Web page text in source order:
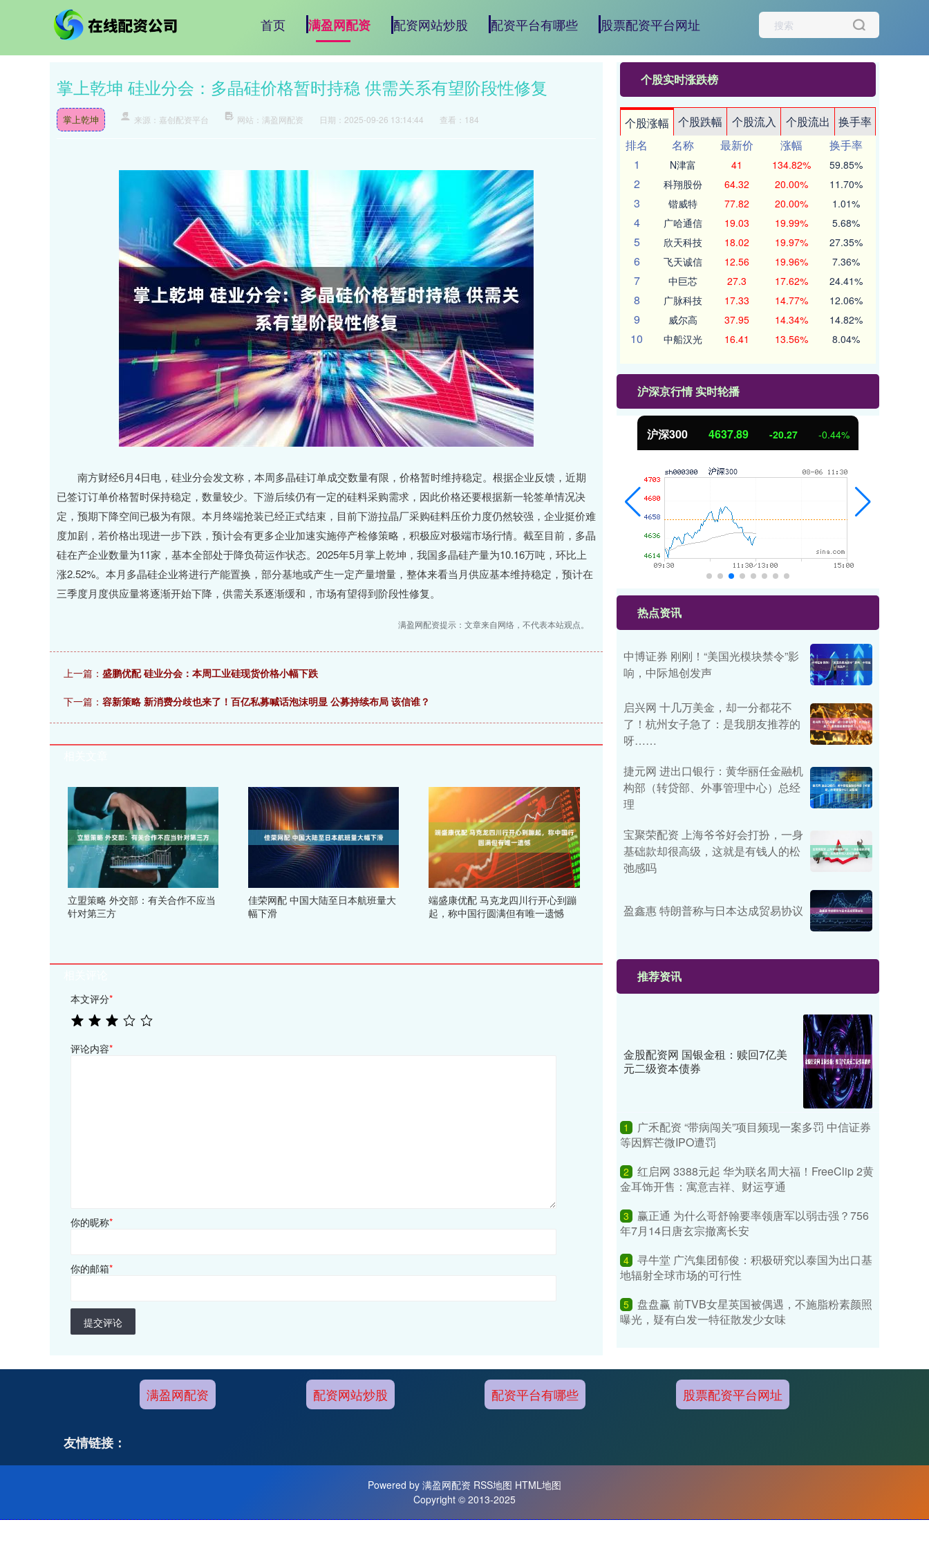
首页 满盈网配资 配资网站炒股 配资平台有哪些 股票配资平台网址
掌上乾坤 硅业分会：多晶硅价格暂时持稳 供需关系有望阶段性修复
掌上乾坤 来源：嘉创配资平台 网站：满盈网配资 日期：2025-09-26 13:14:44 查看：184
南方财经6月4日电，硅业分会发文称，本周多晶硅订单成交数量有限，价格暂时维持稳定。根据企业反馈，近期
已签订订单价格暂时保持稳定，数量较少。下游后续仍有一定的硅料采购需求，因此价格还要根据新一轮签单情况决
定，预期下降空间已极为有限。本月终端抢装已经正式结束，目前下游拉晶厂采购硅料压价力度仍然较强，企业挺价难
度加剧，若价格出现进一步下跌，预计会有更多企业加速实施停产检修策略，积极应对极端市场行情。截至目前，多晶
硅在产企业数量为11家，基本全部处于降负荷运作状态。2025年5月掌上乾坤，我国多晶硅产量为10.16万吨，环比上
涨2.52%。本月多晶硅企业将进行产能置换，部分基地或产生一定产量增量，整体来看当月供应基本维持稳定，预计在
三季度月度供应量将逐渐开始下降，供需关系逐渐缓和，市场有望得到阶段性修复。
满盈网配资提示：文章来自网络，不代表本站观点。
上一篇： 盛鹏优配 硅业分会：本周工业硅现货价格小幅下跌
下一篇： 容新策略 新消费分歧也来了！百亿私募喊话泡沫明显 公募持续布局 该信谁？
立盟策略 外交部：有关合作不应当
针对第三方
佳荣网配 中国大陆至日本航班量大
幅下滑
端盛康优配 马克龙四川行开心到蹦
起，称中国行圆满但有唯一遗憾
本文评分*
评论内容*
你的昵称*
你的邮箱*
提交评论
个股实时涨跌榜
个股涨幅 个股跌幅 个股流入 个股流出
换手率
排名
名称 最新价 涨幅
换手率
1
N津富 41 134.82% 59.85%
2 科翔股份 64.32 20.00% 11.70%
3 锴威特 77.82 20.00% 1.01%
4 广哈通信 19.03 19.99% 5.68%
5 欣天科技 18.02 19.97% 27.35%
6 飞天诚信 12.56 19.96% 7.36%
7 中巨芯 27.3 17.62% 24.41%
8 广脉科技 17.33 14.77% 12.06%
9 威尔高 37.95 14.34% 14.82%
10 中船汉光 16.41 13.56% 8.04%
沪深京行情 实时轮播
上证指数 3878.92 0.49 0.01% 深证成指 14070.78 -73.43 沪深300 4637.89 -20.27 -0.44%
热点资讯
中博证券 刚刚！“美国光模块禁令”影
响，中际旭创发声
启兴网 十几万美金，却一分都花不
了！杭州女子急了：是我朋友推荐的
呀……
捷元网 进出口银行：黄华丽任金融机
构部（转贷部、外事管理中心）总经
理
宝聚荣配资 上海爷爷好会打扮，一身
基础款却很高级，这就是有钱人的松
弛感吗
盈鑫惠 特朗普称与日本达成贸易协议
推荐资讯
金股配资网 国银金租：赎回7亿美
元二级资本债券
1
广禾配资 “带病闯关”项目频现一案多罚 中信证券
等因辉芒微IPO遭罚
2
红启网 3388元起 华为联名周大福！FreeClip 2黄
金耳饰开售：寓意吉祥、财运亨通
3
赢正通 为什么哥舒翰要率领唐军以弱击强？756
年7月14日唐玄宗撤离长安
4 寻牛堂 广汽集团郁俊：积极研究以泰国为出口基
地辐射全球市场的可行性
5
盘盘赢 前TVB女星英国被偶遇，不施脂粉素颜照
曝光，疑有白发一特征散发少女味
满盈网配资 配资网站炒股 配资平台有哪些 股票配资平台网址
友情链接：
Powered by 满盈网配资 RSS地图 HTML地图
Copyright © 2013-2025